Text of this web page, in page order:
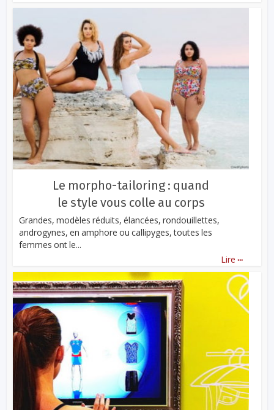
Le morpho-tailoring : quand
le style vous colle au corps
Grandes, modèles réduits, élancées, rondouillettes,
androgynes, en amphore ou callipyges, toutes les
femmes ont le...
Lire ...